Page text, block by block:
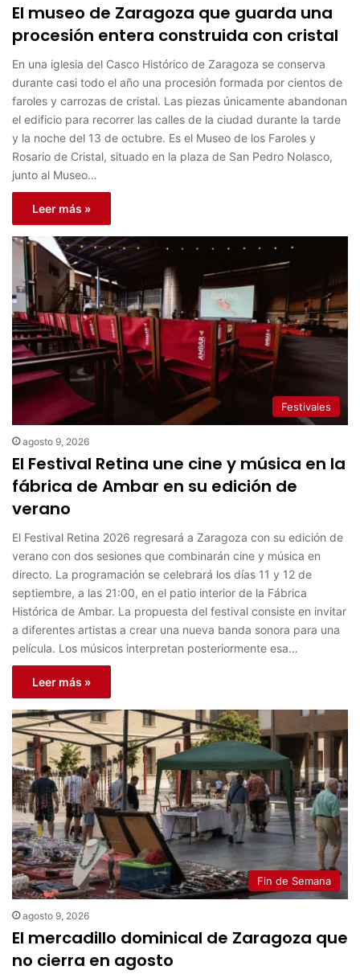
El museo de Zaragoza que guarda una
procesión entera construida con cristal
En una iglesia del Casco Histórico de Zaragoza se conserva
durante casi todo el año una procesión formada por cientos de
faroles y carrozas de cristal. Las piezas únicamente abandonan
el edificio para recorrer las calles de la ciudad durante la tarde
y la noche del 13 de octubre. Es el Museo de los Faroles y
Rosario de Cristal, situado en la plaza de San Pedro Nolasco,
junto al Museo…
Leer más »
Festivales
agosto 9, 2026
El Festival Retina une cine y música en la
fábrica de Ambar en su edición de
verano
El Festival Retina 2026 regresará a Zaragoza con su edición de
verano con dos sesiones que combinarán cine y música en
directo. La programación se celebrará los días 11 y 12 de
septiembre, a las 21:00, en el patio interior de la Fábrica
Histórica de Ambar. La propuesta del festival consiste en invitar
a diferentes artistas a crear una nueva banda sonora para una
película. Los músicos interpretan posteriormente esa…
Leer más »
Fin de Semana
agosto 9, 2026
El mercadillo dominical de Zaragoza que
no cierra en agosto